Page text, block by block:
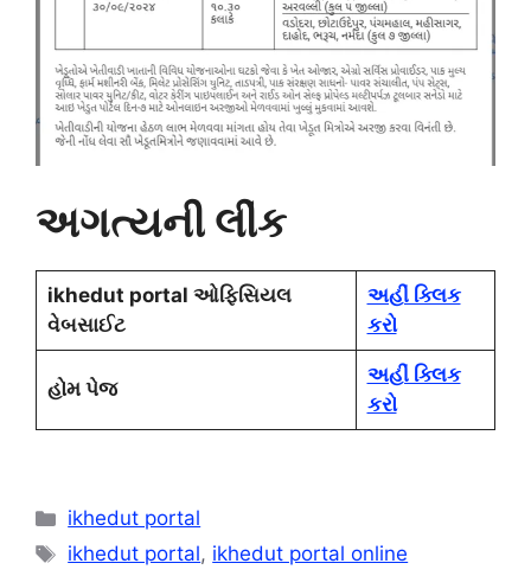
અગત્યની લીંક
ikhedut portal ઓફિસિયલ
વેબસાઈટ
અહીં ક્લિક
કરો
હોમ પેજ
અહીં ક્લિક
કરો
Categories
ikhedut portal
Tags
ikhedut portal, ikhedut portal online